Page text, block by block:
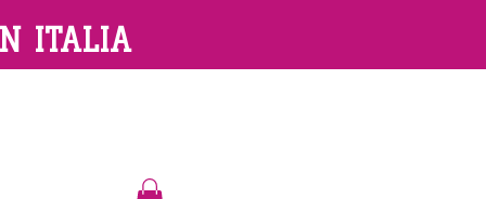
ITALIA